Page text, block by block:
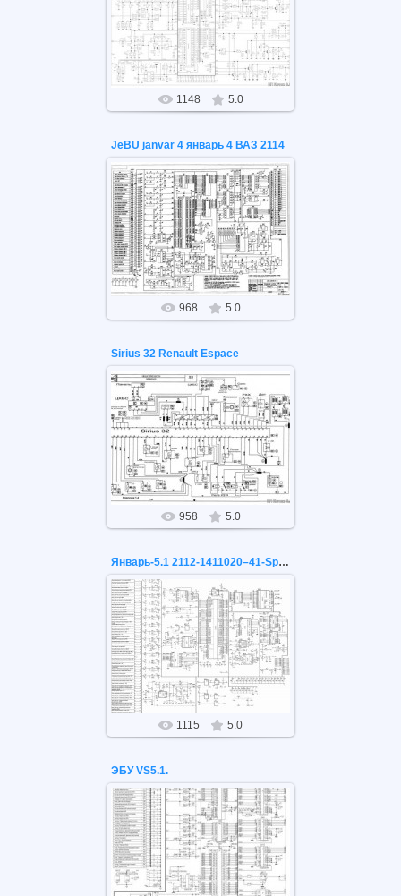
26.05.2021
DIGIFANT 2
1148 5.0
JeBU janvar 4 январь 4 ВАЗ 2114
26.05.2021
JeBU janvar 4 январь 4 ВАЗ 2114
968 5.0
Sirius 32 Renault Espace
26.05.2021
Sirius 32 Renault Espace
958 5.0
Январь-5.1 2112-1411020–41-Sport 2 (Январь-5 SPORT)
26.05.2021
Январь-5.1 2112-1411020–41-Sport
2 (Январь-5 SPORT)
1115 5.0
ЭБУ VS5.1.
26.05.2021
ЭБУ VS5.1.